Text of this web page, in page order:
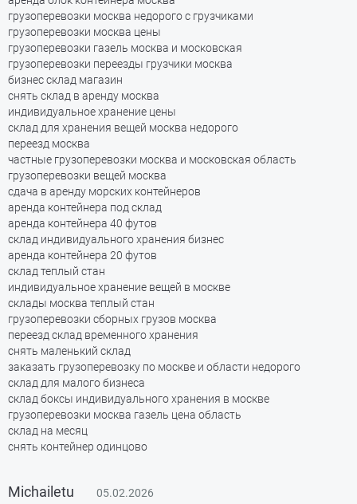
грузоперевозки москва недорого с грузчиками
грузоперевозки москва цены
грузоперевозки газель москва и московская
грузоперевозки переезды грузчики москва
бизнес склад магазин
снять склад в аренду москва
индивидуальное хранение цены
склад для хранения вещей москва недорого
переезд москва
частные грузоперевозки москва и московская область
грузоперевозки вещей москва
сдача в аренду морских контейнеров
аренда контейнера под склад
аренда контейнера 40 футов
склад индивидуального хранения бизнес
аренда контейнера 20 футов
склад теплый стан
индивидуальное хранение вещей в москве
склады москва теплый стан
грузоперевозки сборных грузов москва
переезд склад временного хранения
снять маленький склад
заказать грузоперевозку по москве и области недорого
склад для малого бизнеса
склад боксы индивидуального хранения в москве
грузоперевозки москва газель цена область
склад на месяц
снять контейнер одинцово
Michailetu 05.02.2026